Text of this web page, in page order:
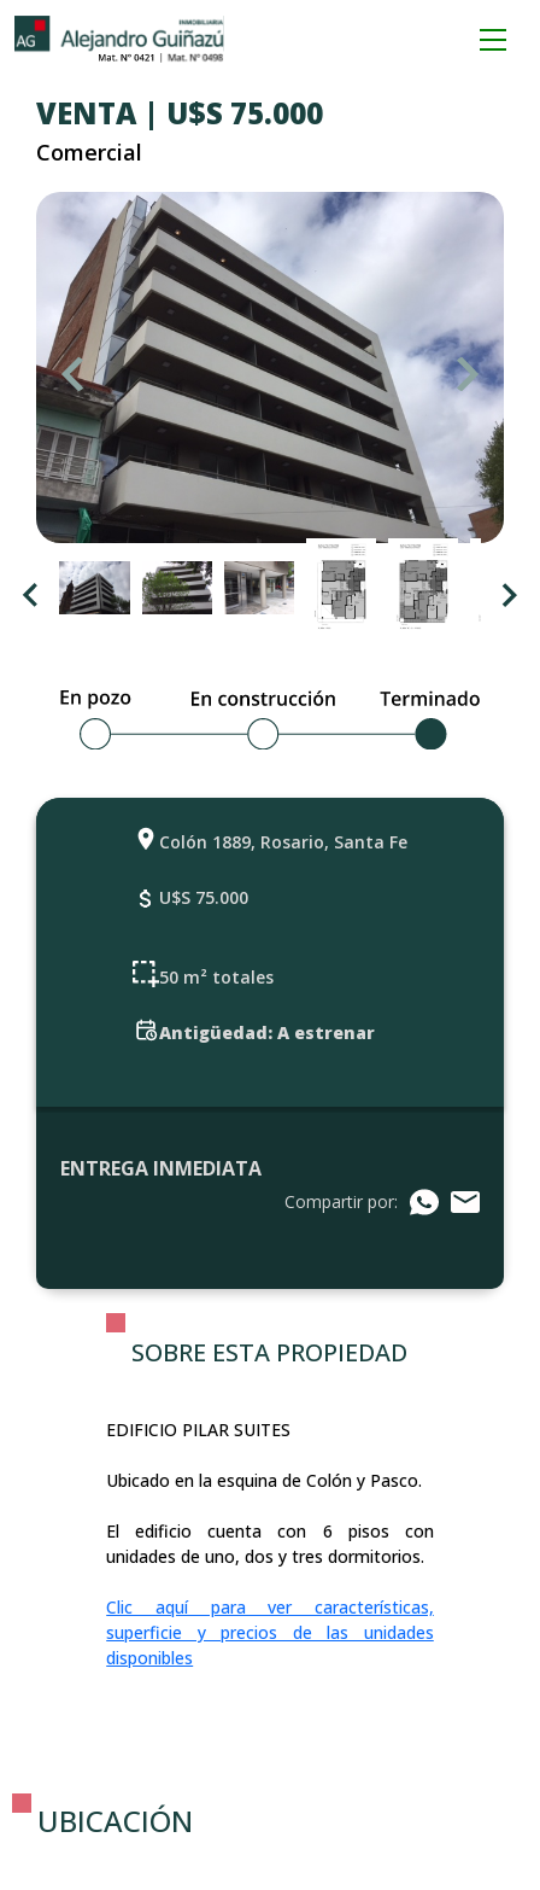
VENTA | U$S 75.000
Comercial
Colón 1889, Rosario, Santa Fe
U$S 75.000
50 m² totales
Antigüedad: A estrenar
ENTREGA INMEDIATA
Compartir por:
SOBRE ESTA PROPIEDAD
EDIFICIO PILAR SUITES
Ubicado en la esquina de Colón y Pasco.
El edificio cuenta con 6 pisos con
unidades de uno, dos y tres dormitorios.
Clic aquí para ver características,
superficie y precios de las unidades
disponibles
UBICACIÓN